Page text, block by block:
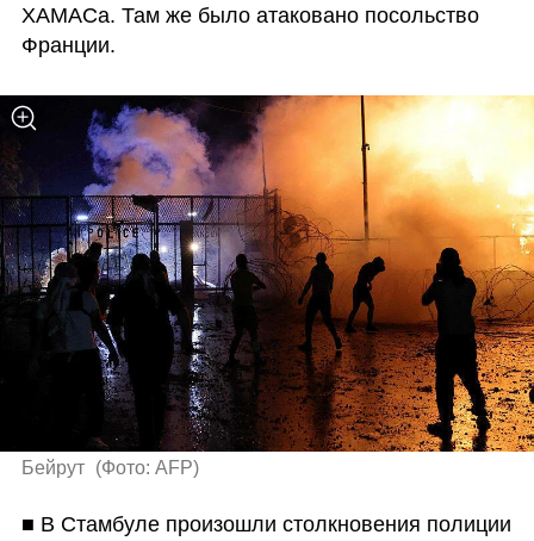
ХАМАСа. Там же было атаковано посольство
Франции.
Бейрут (Фото: AFP)
■ В Стамбуле произошли столкновения полиции